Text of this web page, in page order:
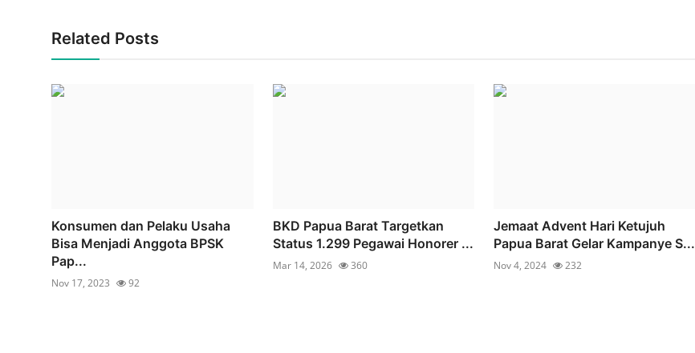
Related Posts
Konsumen dan Pelaku Usaha
Bisa Menjadi Anggota BPSK
Pap...
Nov 17, 2023 92
BKD Papua Barat Targetkan
Status 1.299 Pegawai Honorer ...
Mar 14, 2026 360
Jemaat Advent Hari Ketujuh
Papua Barat Gelar Kampanye S...
Nov 4, 2024 232